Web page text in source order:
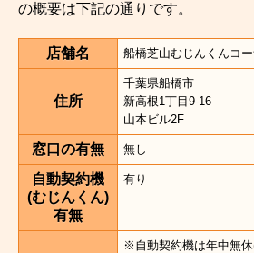
の概要は下記の通りです。
店舗名 船橋芝山むじんくんコ
住所
千葉県船橋市
新高根1丁目9-16
山本ビル2F
窓口の有無 無し
自動契約機
(むじんくん)
有無
有り
※自動契約機は年中無